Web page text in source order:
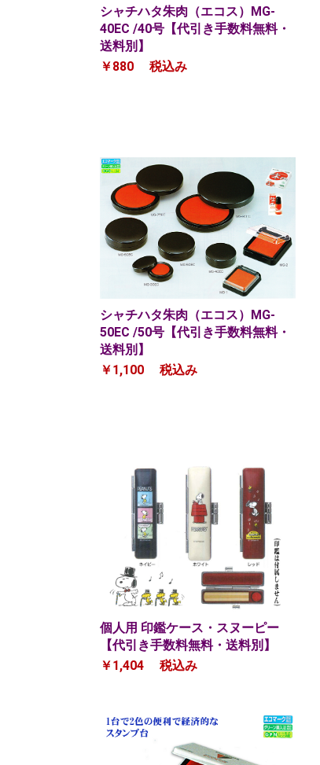
シャチハタ朱肉（エコス）MG-
40EC /40号【代引き手数料無料・
送料別】
￥880
税込み
シャチハタ朱肉（エコス）MG-
50EC /50号【代引き手数料無料・
送料別】
￥1,100
税込み
個人用 印鑑ケース・スヌーピー
【代引き手数料無料・送料別】
￥1,404
税込み